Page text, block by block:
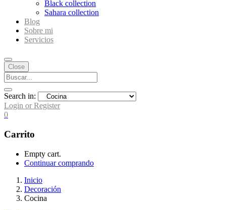
Black collection
Sahara collection
Blog
Sobre mi
Servicios
Close
Search in:
Login or Register
0
Carrito
Empty cart.
Continuar comprando
Inicio
Decoración
Cocina